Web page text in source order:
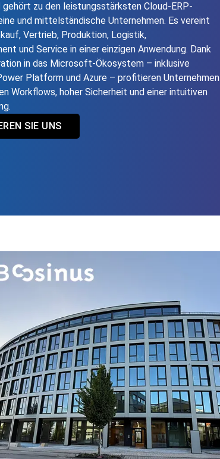
gehört zu den leistungsstärksten Cloud‑ERP-
und mittelständische Unternehmen. Es vereint
Vertrieb, Produktion, Logistik,
und Service in einer einzigen Anwendung. Dank
in das Microsoft‑Ökosystem – inklusive
Platform und Azure – profitieren Unternehmen
Workflows, hoher Sicherheit und einer intuitiven
SIE UNS